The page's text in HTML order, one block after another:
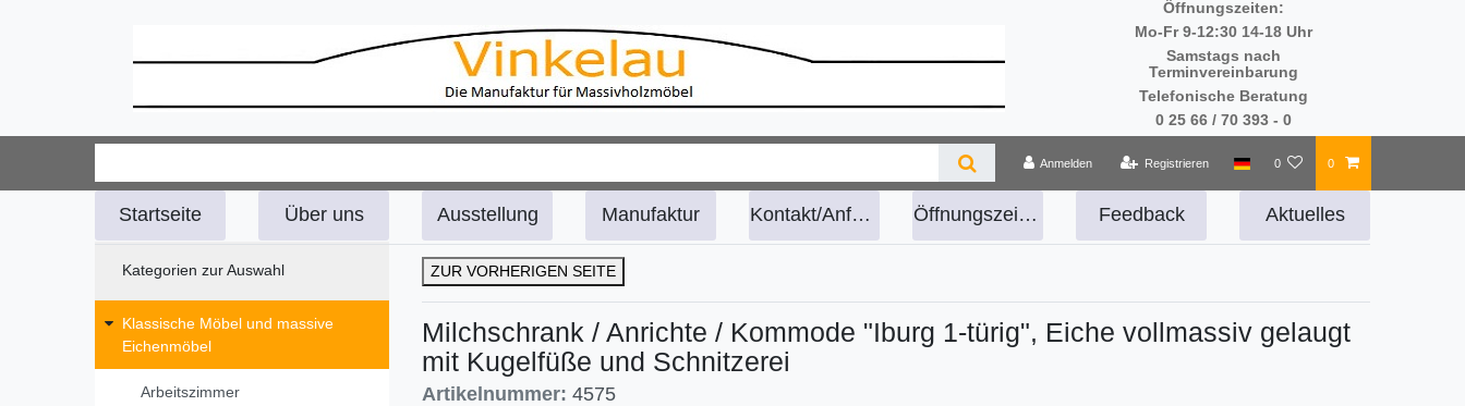
Öffnungszeiten:
Mo-Fr 9-12:30 14-18 Uhr
Samstags nach
Terminvereinbarung
Telefonische Beratung
0 25 66 / 70 393 - 0
Anmelden Registrieren 0 0
Startseite Über uns Ausstellung Manufaktur Kontakt/Anfahrt Öffnungszeiten Feedback Aktuelles
Kategorien zur Auswahl
Klassische Möbel und massive
Eichenmöbel
Arbeitszimmer
ZUR VORHERIGEN SEITE
Milchschrank / Anrichte / Kommode "Iburg 1-türig", Eiche vollmassiv gelaugt
mit Kugelfüße und Schnitzerei
Artikelnummer: 4575